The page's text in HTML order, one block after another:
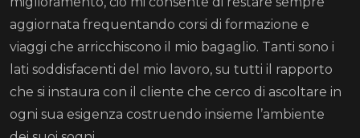
aggiornata frequentando corsi di formazione e
viaggi che arricchiscono il mio bagaglio. Tanti sono i
lati soddisfacenti del mio lavoro, su tutti il rapporto
che si instaura con il cliente che cerco di ascoltare in
ogni sua esigenza costruendo insieme l’ambiente